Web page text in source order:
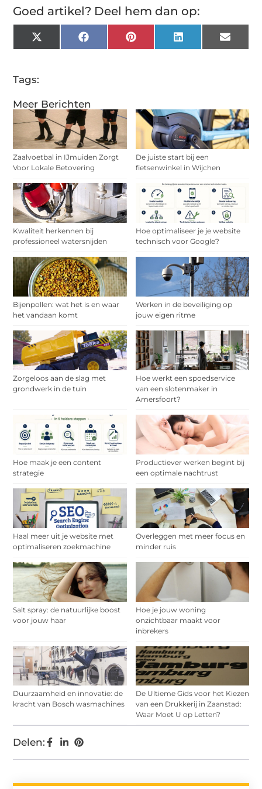
Meer Berichten
Zaalvoetbal in IJmuiden Zorgt
Voor Lokale Betovering
De juiste start bij een
fietsenwinkel in Wijchen
Kwaliteit herkennen bij
professioneel watersnijden
Hoe optimaliseer je je website
technisch voor Google?
Bijenpollen: wat het is en waar
het vandaan komt
Werken in de beveiliging op
jouw eigen ritme
Zorgeloos aan de slag met
grondwerk in de tuin
Hoe werkt een spoedservice
van een slotenmaker in
Amersfoort?
Hoe maak je een content
strategie
Productiever werken begint bij
een optimale nachtrust
Haal meer uit je website met
optimaliseren zoekmachine
Overleggen met meer focus en
minder ruis
Salt spray: de natuurlijke boost
voor jouw haar
Hoe je jouw woning
onzichtbaar maakt voor
inbrekers
Duurzaamheid en innovatie: de
kracht van Bosch wasmachines
De Ultieme Gids voor het Kiezen
van een Drukkerij in Zaanstad:
Waar Moet U op Letten?
Delen:
Goed artikel? Deel hem dan op:
X
(Twitter)
FacebookPinterestLinkedInEmail
Tags: